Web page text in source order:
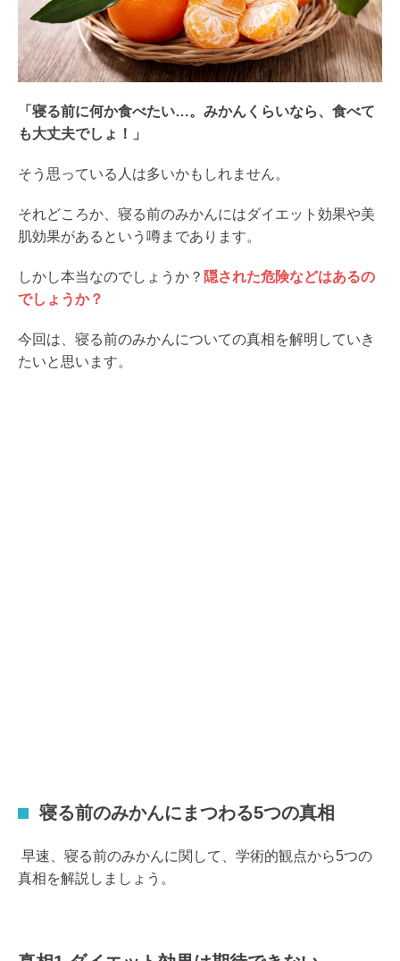
「寝る前に何か食べたい…。みかんくらいなら、食べて
も大丈夫でしょ！」
そう思っている人は多いかもしれません。
それどころか、寝る前のみかんにはダイエット効果や美
肌効果があるという噂まであります。
しかし本当なのでしょうか？ 隠された危険などはあるの
でしょうか？
今回は、寝る前のみかんについての真相を解明していき
たいと思います。
寝る前のみかんにまつわる5つの真相
早速、寝る前のみかんに関して、学術的観点から5つの
真相を解説しましょう。